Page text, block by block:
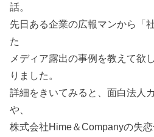
話。
先日ある企業の広報マンから「
た
メディア露出の事例を教えて欲
りました。
詳細をきいてみると、面白法人
や、
株式会社Hime＆Companyの失